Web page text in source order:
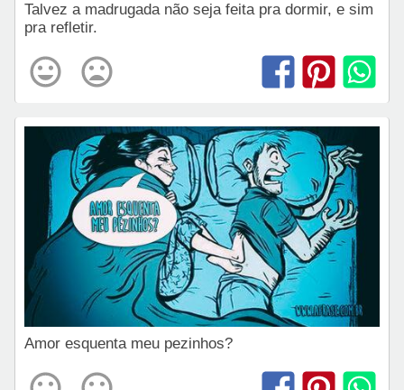
Talvez a madrugada não seja feita pra dormir, e sim
pra refletir.
Amor esquenta meu pezinhos?